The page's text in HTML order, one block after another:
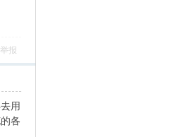
举报
用
各